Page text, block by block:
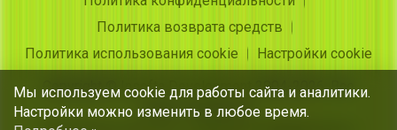
Политика возврата средств
Политика использования cookie
Настройки cookie
Copyright © Insofta Development 2004-2026. Все
права защищены
Мы используем cookie для работы сайта и аналитики.
Настройки можно изменить в любое время.